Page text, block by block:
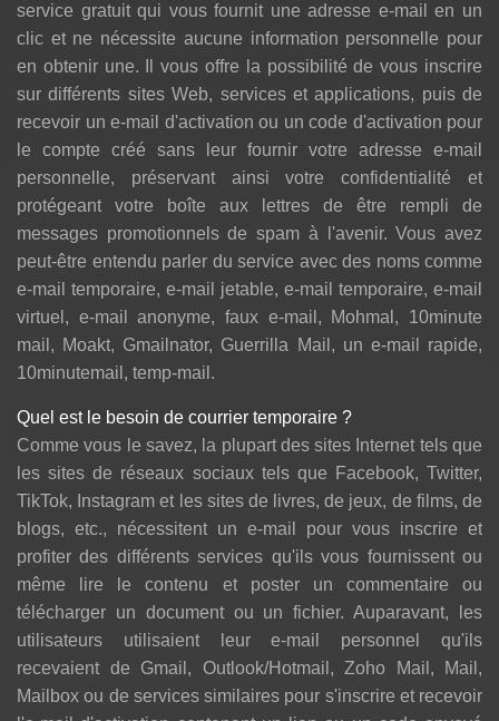
service gratuit qui vous fournit une adresse e-mail en un
clic et ne nécessite aucune information personnelle pour
en obtenir une. Il vous offre la possibilité de vous inscrire
sur différents sites Web, services et applications, puis de
recevoir un e-mail d'activation ou un code d'activation pour
le compte créé sans leur fournir votre adresse e-mail
personnelle, préservant ainsi votre confidentialité et
protégeant votre boîte aux lettres de être rempli de
messages promotionnels de spam à l'avenir. Vous avez
peut-être entendu parler du service avec des noms comme
e-mail temporaire, e-mail jetable, e-mail temporaire, e-mail
virtuel, e-mail anonyme, faux e-mail, Mohmal, 10minute
mail, Moakt, Gmailnator, Guerrilla Mail, un e-mail rapide,
10minutemail, temp-mail.
Quel est le besoin de courrier temporaire ?
Comme vous le savez, la plupart des sites Internet tels que
les sites de réseaux sociaux tels que Facebook, Twitter,
TikTok, Instagram et les sites de livres, de jeux, de films, de
blogs, etc., nécessitent un e-mail pour vous inscrire et
profiter des différents services qu'ils vous fournissent ou
même lire le contenu et poster un commentaire ou
télécharger un document ou un fichier. Auparavant, les
utilisateurs utilisaient leur e-mail personnel qu'ils
recevaient de Gmail, Outlook/Hotmail, Zoho Mail, Mail,
Mailbox ou de services similaires pour s'inscrire et recevoir